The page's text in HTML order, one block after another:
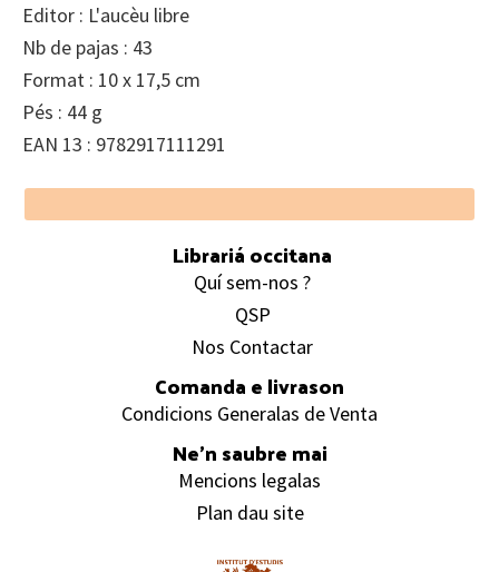
Editor : L'aucèu libre
Nb de pajas : 43
Format : 10 x 17,5 cm
Pés : 44 g
EAN 13 : 9782917111291
Footer
Librariá occitana
Quí sem-nos ?
QSP
Nos Contactar
Comanda e livrason
Condicions Generalas de Venta
Ne’n saubre mai
Mencions legalas
Plan dau site